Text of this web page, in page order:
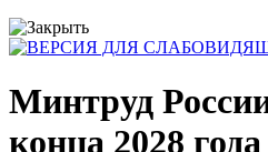
Минтруд
конца 2028 года